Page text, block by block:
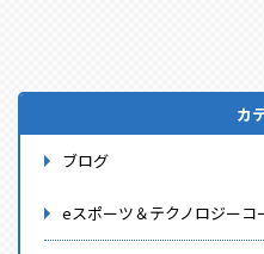
カ
ブログ
eスポーツ＆テクノロジーコ